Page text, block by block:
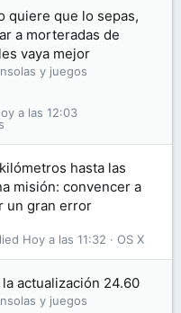
quiere que lo sepas,
a morteradas de
vaya mejor
y juegos
a las 12:03
hasta las
misión: convencer a
un gran error
OS X
Hoy a las 11:32
actualización 24.60
y juegos